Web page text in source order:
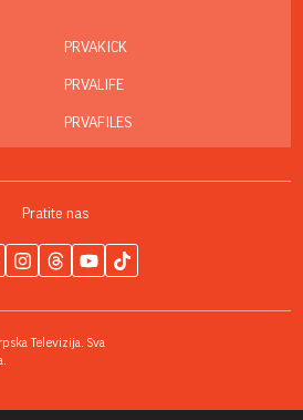
PRVAKICK
PRVALIFE
PRVAFILES
Pratite nas
Televizija. Sva